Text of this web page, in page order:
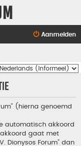
Aanmelden
(hierna genoemd
automatisch akkoord
gaat met
Dionysos Forum” dan